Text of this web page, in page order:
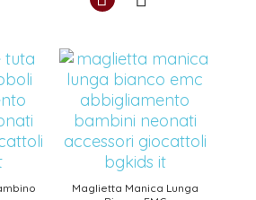
Maglietta Manica Lunga